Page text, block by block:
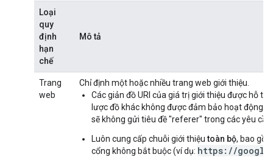
Loại
quy
định
hạn
chế
Mô tả
Trang
web
Chỉ định một hoặc nhiều trang web giới thiệu.
Các giản đồ URI của giá trị giới thiệu được hỗ
lược đồ khác không được đảm bảo hoạt động
sẽ không gửi tiêu đề "referer" trong các yêu
Luôn cung cấp chuỗi giới thiệutoàn bộ, bao
cổng không bắt buộc (ví dụ: https://